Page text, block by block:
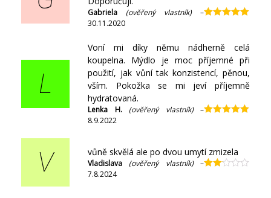
Gabriela (ověřený vlastník)
–
30.11.2020
L
Voní mi díky němu nádherně celá
koupelna. Mýdlo je moc příjemné při
použití, jak vůní tak konzistencí, pěnou,
vším. Pokožka se mi jeví příjemně
hydratovaná.
Lenka H. (ověřený vlastník)
–
8.9.2022
V vůně skvělá ale po dvou umytí zmizela
Vladislava (ověřený vlastník)
–
7.8.2024